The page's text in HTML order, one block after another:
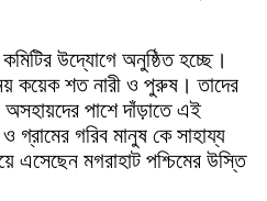
উদ্যোগে অনুষ্ঠিত হচ্ছে।
কয়েক শত নারী ও পুরুষ। তাদের
পাশে দাঁড়াতে এই
গ্রামের গরিব মানুষ কে সাহায্য
এসেছেন মগরাহাট পশ্চিমের উস্তি